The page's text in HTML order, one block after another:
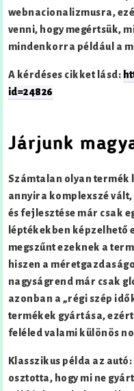
webnacionalizmusra,
venni, hogy megértsük,
mindenkorra például a
A kérdéses cikket lásd:
id=24826
Járjunk
Számtalan olyan termék
annyira komplexszé
és fejlesztése már csak
léptékekben képzelhető
megszűnt ezeknek a
hiszen a
nagyságrend már csak
azonban a „régi szép
termékek gyártása,
feléled valami különös
Klasszikus példa az
osztotta, hogy mi ne